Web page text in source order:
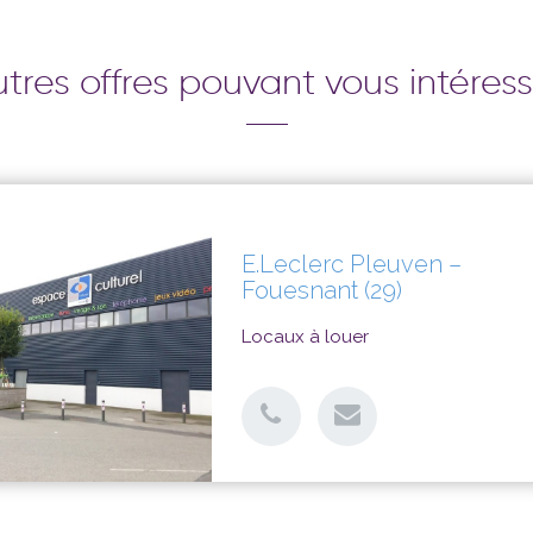
offres pouvant vous
E.Leclerc Pleuven –
Fouesnant (29)
Locaux à louer